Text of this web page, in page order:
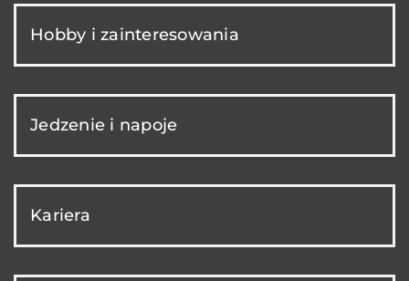
Hobby i zainteresowania
Jedzenie i napoje
Kariera